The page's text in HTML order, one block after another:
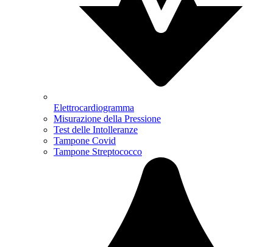
Elettrocardiogramma
Misurazione della Pressione
Test delle Intolleranze
Tampone Covid
Tampone Streptococco